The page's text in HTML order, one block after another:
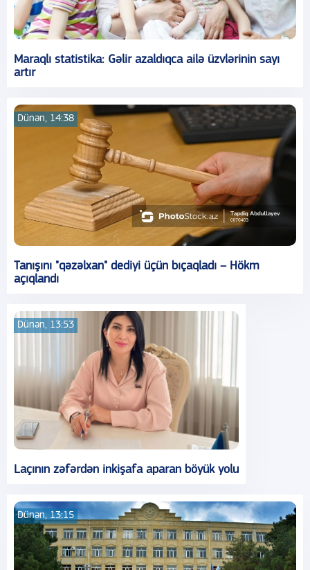
Maraqlı statistika: Gəlir azaldıqca ailə üzvlərinin sayı
artır
Dünən, 14:38
Tanışını "qəzəlxan" dediyi üçün bıçaqladı – Hökm
açıqlandı
Dünən, 13:53
Laçının zəfərdən inkişafa aparan böyük yolu
Dünən, 13:15